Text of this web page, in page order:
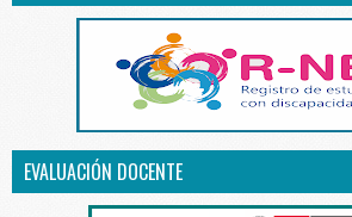
EVALUACIÓN DOCENTE